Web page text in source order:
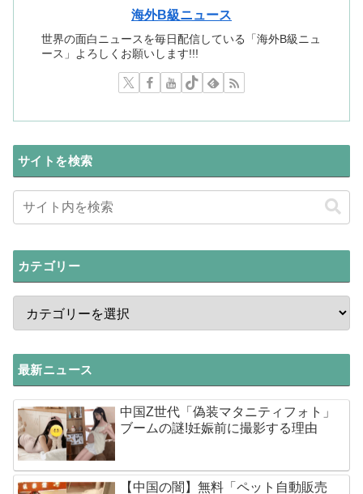
海外B級ニュース
世界の面白ニュースを毎日配信している「海外B級ニュ
ース」よろしくお願いします!!!
サイトを検索
カテゴリー
最新ニュース
中国Z世代「偽装マタニティフォト」
ブームの謎!妊娠前に撮影する理由
【中国の闇】無料「ペット自動販売